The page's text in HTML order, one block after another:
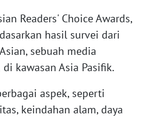
Readers' Choice Awards,
hasil survei dari
sebuah media
kawasan Asia Pasifik.
aspek, seperti
keindahan alam, daya